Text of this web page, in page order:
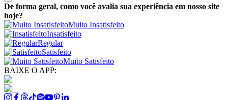
De forma geral, como você avalia sua experiência em nosso site
hoje?
Muito Insatisfeito
Insatisfeito
Regular
Satisfeito
Muito Satisfeito
BAIXE O APP: